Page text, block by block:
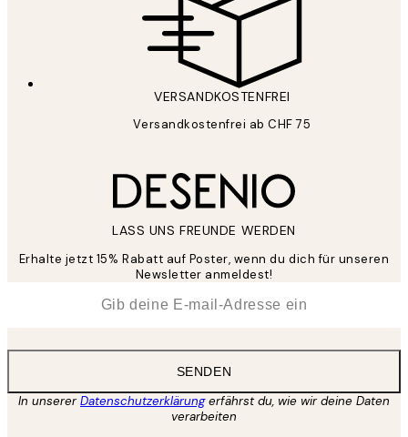
VERSANDKOSTENFREI
Versandkostenfrei ab CHF 75
LASS UNS FREUNDE WERDEN
Erhalte jetzt 15% Rabatt auf Poster, wenn du dich für unseren
Newsletter anmeldest!
SENDEN
In unsererDatenschutzerklärungerfährst du, wie wir deine Daten
verarbeiten